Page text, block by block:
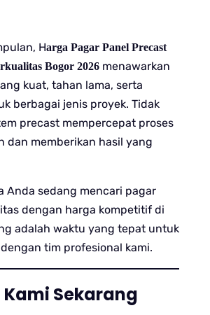
Harga Pagar Panel Precast
Bogor 2026 menawarkan
kuat, tahan lama, serta
berbagai jenis proyek. Tidak
precast mempercepat proses
dan memberikan hasil yang
Anda sedang mencari pagar
dengan harga kompetitif di
adalah waktu yang tepat untuk
tim profesional kami.
Sekarang